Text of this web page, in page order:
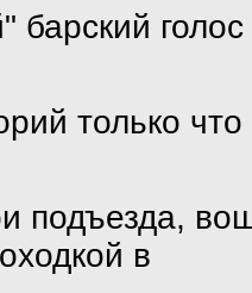
барский
только
подъезда,
в